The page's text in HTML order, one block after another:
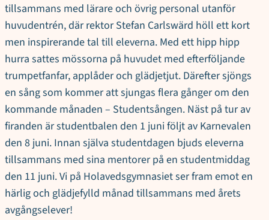
tillsammans med lärare och övrig personal utanför
huvudentrén, där rektor Stefan Carlswärd höll ett kort
men inspirerande tal till eleverna. Med ett hipp hipp
hurra sattes mössorna på huvudet med efterföljande
trumpetfanfar, applåder och glädjetjut. Därefter sjöngs
en sång som kommer att sjungas flera gånger om den
kommande månaden – Studentsången. Näst på tur av
firanden är studentbalen den 1 juni följt av Karnevalen
den 8 juni. Innan själva studentdagen bjuds eleverna
tillsammans med sina mentorer på en studentmiddag
den 11 juni. Vi på Holavedsgymnasiet ser fram emot en
härlig och glädjefylld månad tillsammans med årets
avgångselever!